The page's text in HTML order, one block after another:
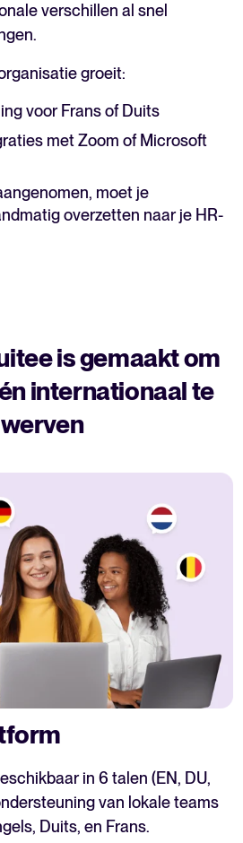
verschillen al snel
groeit:
voor Frans of Duits
met Zoom of Microsoft
moet je
overzetten naar je HR-
is gemaakt om
internationaal te
werven
in 6 talen (EN, DU,
van lokale teams
Duits, en Frans.